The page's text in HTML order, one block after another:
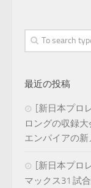
最近の投稿
[新日本プロ
ロングの収録
エンパイアの
[新日本プロ
マックス31 試